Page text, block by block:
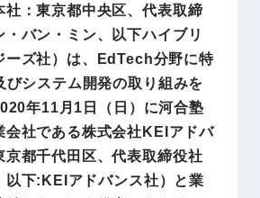
社：東京都中央区、代表取締
・バン・ミン、以下ハイブリ
ーズ社）は、EdTech分野に特
びシステム開発の取り組みを
年11月1日（日）に河合塾
会社である株式会社KEIアドバ
京都千代田区、代表取締役社
以下:KEIアドバンス社）と業